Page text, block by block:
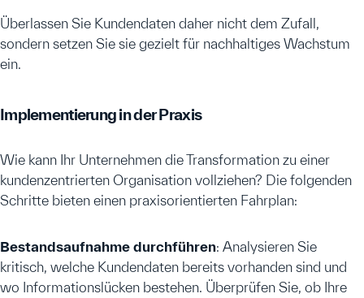
Überlassen Sie Kundendaten daher nicht dem Zufall,
sondern setzen Sie sie gezielt für nachhaltiges Wachstum
ein.
Implementierung in der Praxis
Wie kann Ihr Unternehmen die Transformation zu einer
kundenzentrierten Organisation vollziehen? Die folgenden
Schritte bieten einen praxisorientierten Fahrplan:
Bestandsaufnahme durchführen: Analysieren Sie
kritisch, welche Kundendaten bereits vorhanden sind und
wo Informationslücken bestehen. Überprüfen Sie, ob Ihre